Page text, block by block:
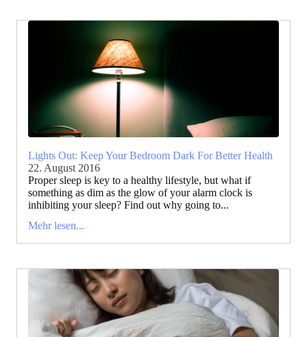
Lights Out: Keep Your Bedroom Dark For Better Health
22. August 2016
Proper sleep is key to a healthy lifestyle, but what if
something as dim as the glow of your alarm clock is
inhibiting your sleep? Find out why going to...
Mehr lesen...